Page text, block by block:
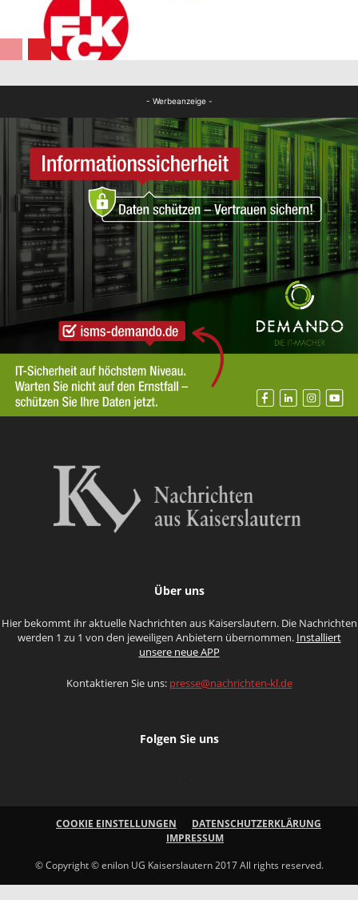
- Werbeanzeige -
Über uns
Hier bekommt ihr aktuelle Nachrichten aus Kaiserslautern. Die Nachrichten
werden 1 zu 1 von den jeweiligen Anbietern übernommen. Installiert
unsere neue APP
Kontaktieren Sie uns: presse@nachrichten-kl.de
Folgen Sie uns
COOKIE EINSTELLUNGEN
DATENSCHUTZERKLÄRUNG
IMPRESSUM
© Copyright © enilon UG Kaiserslautern 2017 All rights reserved.